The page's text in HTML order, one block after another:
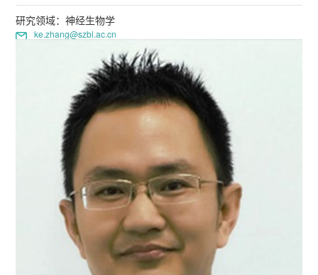
研究领域：神经生物学
ke.zhang@szbl.ac.cn